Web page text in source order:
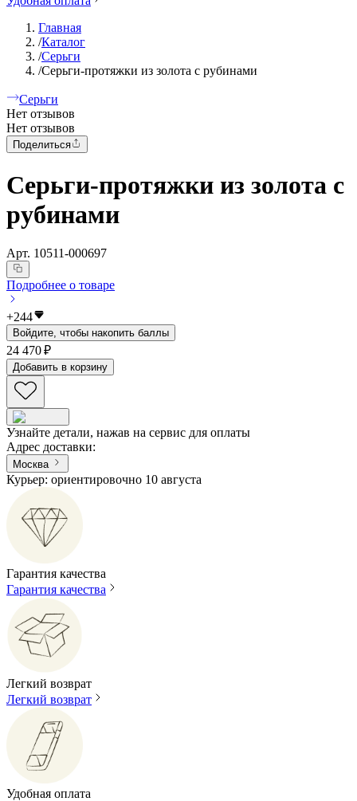
Главная
/Каталог
/Серьги
/Серьги-протяжки из золота с рубинами
Серьги
Нет отзывов
Нет отзывов
Поделиться
Серьги-протяжки из золота с
рубинами
Арт. 10511-000697
Подробнее о товаре
+244
Войдите, чтобы накопить баллы
24 470 ₽
Добавить в корзину
Узнайте детали, нажав на сервис для оплаты
Адрес доставки:
Москва
Курьер: ориентировочно 10 августа
Гарантия качества
Гарантия качества
Легкий возврат
Легкий возврат
Удобная оплата